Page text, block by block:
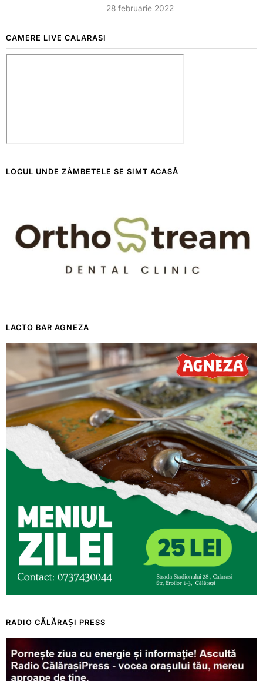
28 februarie 2022
CAMERE LIVE CALARASI
LOCUL UNDE ZÂMBETELE SE SIMT ACASĂ
LACTO BAR AGNEZA
RADIO CĂLĂRAȘI PRESS